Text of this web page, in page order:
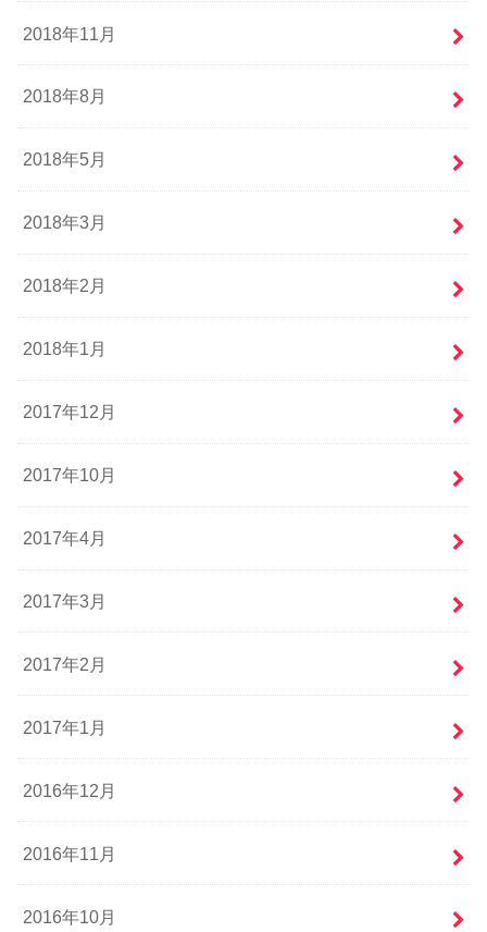
2018年11月
2018年8月
2018年5月
2018年3月
2018年2月
2018年1月
2017年12月
2017年10月
2017年4月
2017年3月
2017年2月
2017年1月
2016年12月
2016年11月
2016年10月